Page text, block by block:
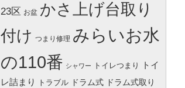
23区 お盆 かさ上げ台取り
付け つまり修理 みらいお水
の110番 シャワー トイレつまり
トイ
レ詰まり
トラブル ドラム式 ドラム式取り